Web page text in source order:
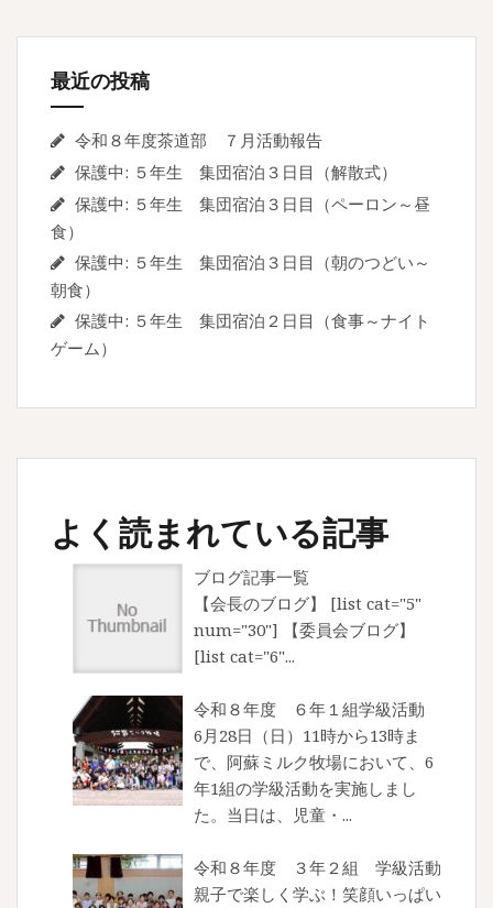
最近の投稿
令和８年度茶道部 ７月活動報告
保護中: ５年生 集団宿泊３日目（解散式）
保護中: ５年生 集団宿泊３日目（ペーロン～昼
食）
保護中: ５年生 集団宿泊３日目（朝のつどい～
朝食）
保護中: ５年生 集団宿泊２日目（食事～ナイト
ゲーム）
よく読まれている記事
ブログ記事一覧
【会長のブログ】 [list cat="5"
num="30"] 【委員会ブログ】
[list cat="6"...
令和８年度 ６年１組学級活動
6月28日（日）11時から13時ま
で、阿蘇ミルク牧場において、6
年1組の学級活動を実施しまし
た。当日は、児童・...
令和８年度 ３年２組 学級活動
親子で楽しく学ぶ！笑顔いっぱい